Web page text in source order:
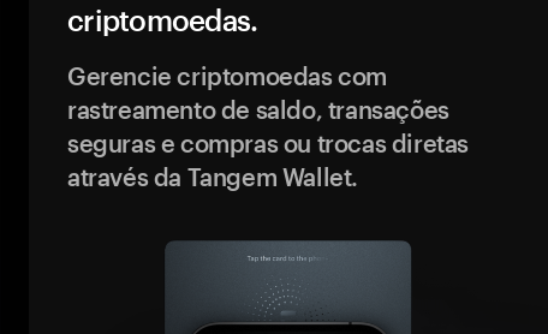
criptomoedas.
Gerencie criptomoedas com
rastreamento de saldo, transações
seguras e compras ou trocas diretas
através da Tangem Wallet.